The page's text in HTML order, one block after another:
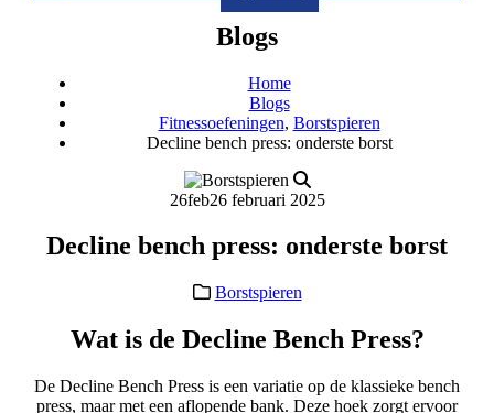
Blogs
Home
Blogs
Fitnessoefeningen, Borstspieren
Decline bench press: onderste borst
26feb26 februari 2025
Decline bench press: onderste borst
Borstspieren
Wat is de Decline Bench Press?
De Decline Bench Press is een variatie op de klassieke bench
press, maar met een aflopende bank. Deze hoek zorgt ervoor